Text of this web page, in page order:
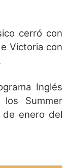
cerró con
Victoria con
Inglés
Summer
enero del